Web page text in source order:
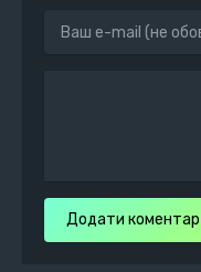
Додати коментар